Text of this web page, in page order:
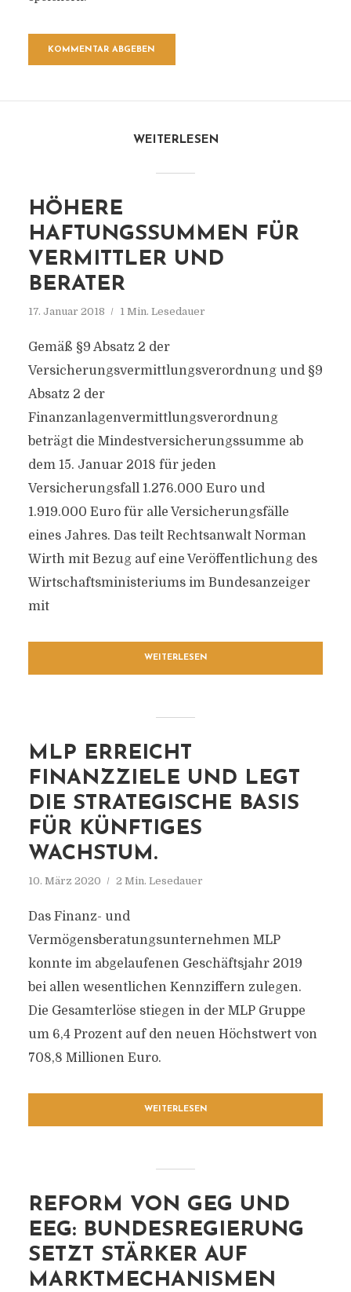
WEITERLESEN
HÖHERE
HAFTUNGSSUMMEN FÜR
VERMITTLER UND
BERATER
17. Januar 2018 1 Min. Lesedauer
Gemäß §9 Absatz 2 der
Versicherungsvermittlungsverordnung und §9
Absatz 2 der
Finanzanlagenvermittlungsverordnung
beträgt die Mindestversicherungssumme ab
dem 15. Januar 2018 für jeden
Versicherungsfall 1.276.000 Euro und
1.919.000 Euro für alle Versicherungsfälle
eines Jahres. Das teilt Rechtsanwalt Norman
Wirth mit Bezug auf eine Veröffentlichung des
Wirtschaftsministeriums im Bundesanzeiger
mit
WEITERLESEN
MLP ERREICHT
FINANZZIELE UND LEGT
DIE STRATEGISCHE BASIS
FÜR KÜNFTIGES
WACHSTUM.
10. März 2020 2 Min. Lesedauer
Das Finanz- und
Vermögensberatungsunternehmen MLP
konnte im abgelaufenen Geschäftsjahr 2019
bei allen wesentlichen Kennziffern zulegen.
Die Gesamterlöse stiegen in der MLP Gruppe
um 6,4 Prozent auf den neuen Höchstwert von
708,8 Millionen Euro.
WEITERLESEN
REFORM VON GEG UND
EEG: BUNDESREGIERUNG
SETZT STÄRKER AUF
MARKTMECHANISMEN